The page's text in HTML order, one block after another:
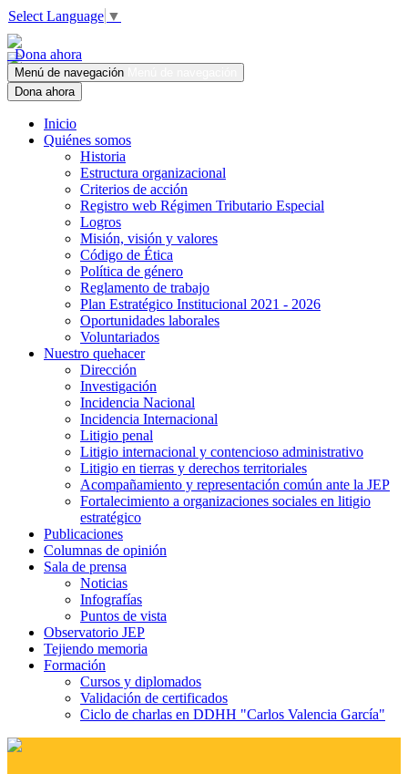
Select Language ▼
Dona ahora
Menú de navegación
Dona ahora
Inicio
Quiénes somos
Historia
Estructura organizacional
Criterios de acción
Registro web Régimen Tributario Especial
Logros
Misión, visión y valores
Código de Ética
Política de género
Reglamento de trabajo
Plan Estratégico Institucional 2021 - 2026
Oportunidades laborales
Voluntariados
Nuestro quehacer
Dirección
Investigación
Incidencia Nacional
Incidencia Internacional
Litigio penal
Litigio internacional y contencioso administrativo
Litigio en tierras y derechos territoriales
Acompañamiento y representación común ante la JEP
Fortalecimiento a organizaciones sociales en litigio
estratégico
Publicaciones
Columnas de opinión
Sala de prensa
Noticias
Infografías
Puntos de vista
Observatorio JEP
Tejiendo memoria
Formación
Cursos y diplomados
Validación de certificados
Ciclo de charlas en DDHH "Carlos Valencia García"